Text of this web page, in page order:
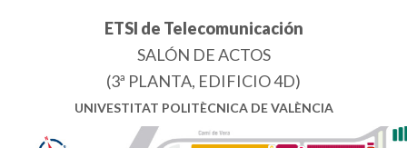
ETSI de Telecomunicación
SALÓN DE ACTOS
(3ª PLANTA, EDIFICIO 4D)
UNIVESTITAT POLITÈCNICA DE VALÈNCIA